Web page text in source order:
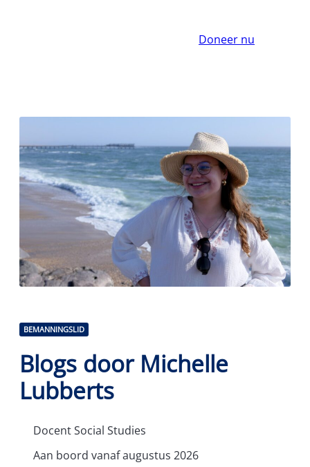
Doneer nu
BEMANNINGSLID
Blogs door Michelle
Lubberts
Docent Social Studies
Aan boord vanaf augustus 2026